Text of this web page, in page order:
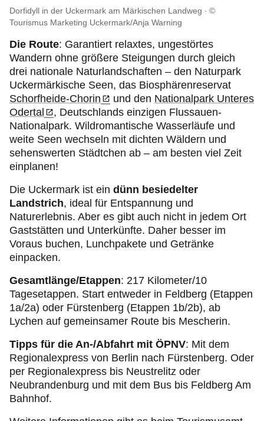
Dorfidyll in der Uckermark am Märkischen Landweg
©
Tourismus Marketing Uckermark/Anja Warning
Die Route: Garantiert relaxtes, ungestörtes
Wandern ohne größere Steigungen durch gleich
drei nationale Naturlandschaften – den Naturpark
Uckermärkische Seen, das Biosphärenreservat
Schorfheide-Chorin
und den Nationalpark Unteres
Odertal
, Deutschlands einzigen Flussauen-
Nationalpark. Wildromantische Wasserläufe und
weite Seen wechseln mit dichten Wäldern und
sehenswerten Städtchen ab – am besten viel Zeit
einplanen!
Die Uckermark ist ein dünn besiedelter
Landstrich, ideal für Entspannung und
Naturerlebnis. Aber es gibt auch nicht in jedem Ort
Gaststätten und Unterkünfte. Daher besser im
Voraus buchen, Lunchpakete und Getränke
einpacken.
Gesamtlänge/Etappen: 217 Kilometer/10
Tagesetappen. Start entweder in Feldberg (Etappen
1a/2a) oder Fürstenberg (Etappen 1b/2b), ab
Lychen auf gemeinsamer Route bis Mescherin.
Tipps für die An-/Abfahrt mit ÖPNV: Mit dem
Regionalexpress von Berlin nach Fürstenberg. Oder
per Regionalexpress bis Neustrelitz oder
Neubrandenburg und mit dem Bus bis Feldberg Am
Bahnhof.